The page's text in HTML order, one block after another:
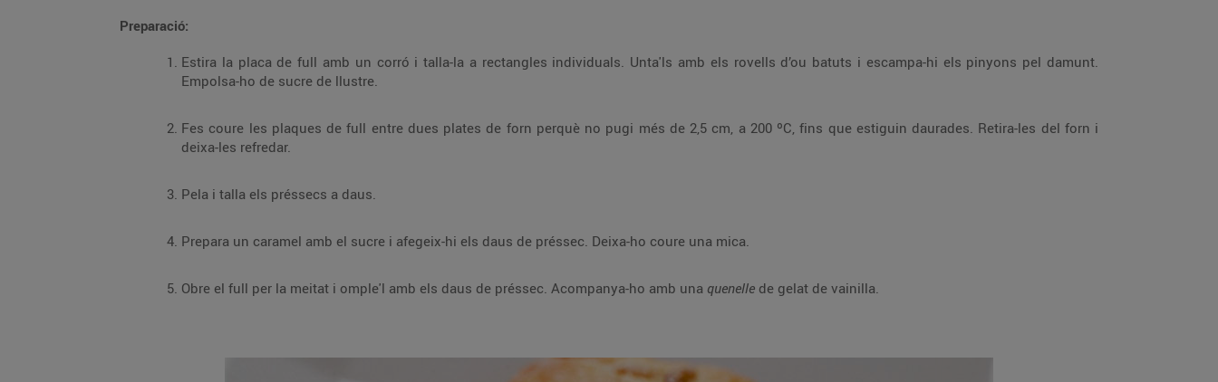
Preparació:
Estira la placa de full amb un corró i talla-la a rectangles individuals. Unta'ls amb els rovells d’ou batuts i escampa-hi els pinyons pel damunt.
Empolsa-ho de sucre de llustre.
Fes coure les plaques de full entre dues plates de forn perquè no pugi més de 2,5 cm, a 200 ºC, fins que estiguin daurades. Retira-les del forn i
deixa-les refredar.
Pela i talla els préssecs a daus.
Prepara un caramel amb el sucre i afegeix-hi els daus de préssec. Deixa-ho coure una mica.
Obre el full per la meitat i omple'l amb els daus de préssec. Acompanya-ho amb una quenelle de gelat de vainilla.